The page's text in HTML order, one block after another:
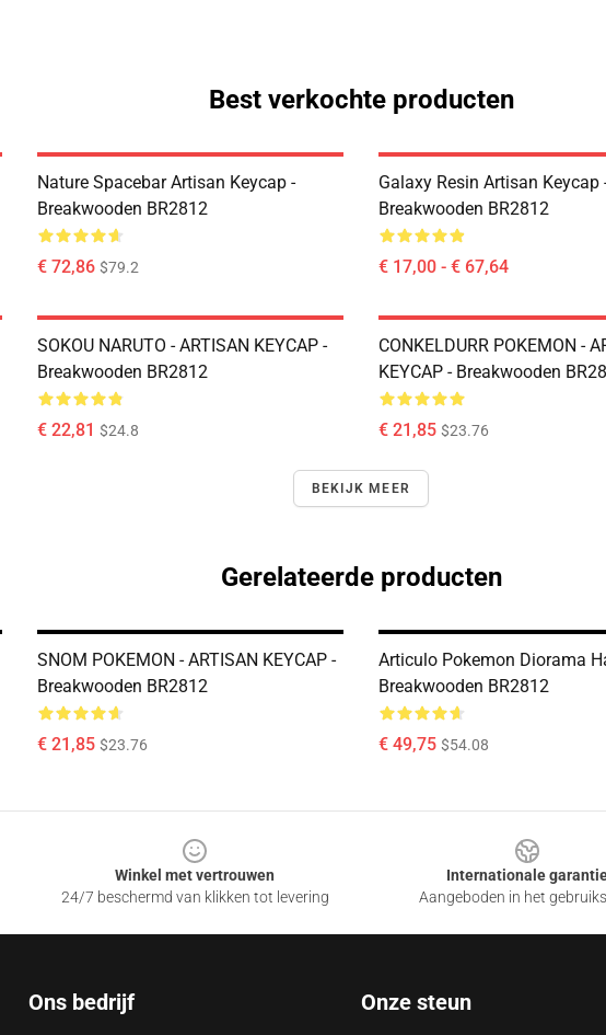
Best verkochte producten
Nature Spacebar Artisan Keycap -
Breakwooden BR2812
€ 72,86 $79.2
Galaxy Resin Artisan Keycap
Breakwooden BR2812
€ 17,00 - € 67,64
SOKOU NARUTO - ARTISAN KEYCAP -
Breakwooden BR2812
€ 22,81 $24.8
CONKELDURR POKEMON -
KEYCAP - Breakwooden
€ 21,85 $23.76
BEKIJK MEER
Gerelateerde producten
SNOM POKEMON - ARTISAN KEYCAP -
Breakwooden BR2812
€ 21,85 $23.76
Articulo Pokemon Diorama
Breakwooden BR2812
€ 49,75 $54.08
Winkel met vertrouwen
24/7 beschermd van klikken tot levering
Internationale
Aangeboden in het
Ons bedrijf Onze steun